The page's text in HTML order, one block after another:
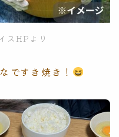
スHPより
ですき焼き！